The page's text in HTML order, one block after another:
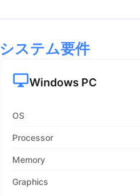
システム要件
Windows PC
OS
Processor
Memory
Graphics